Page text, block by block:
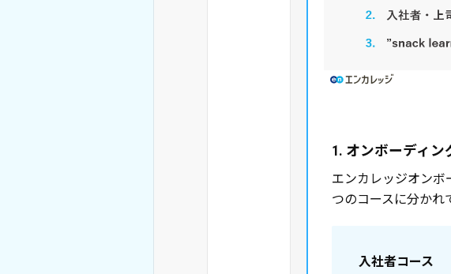
1. オンボーディ
エンカレッジオンボ
つのコースに分かれ
入社者コース